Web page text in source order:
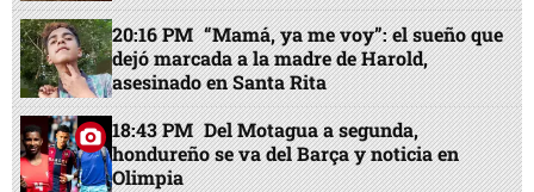
20:16 PM “Mamá, ya me voy”: el sueño que
dejó marcada a la madre de Harold,
asesinado en Santa Rita
18:43 PM Del Motagua a segunda,
hondureño se va del Barça y noticia en
Olimpia